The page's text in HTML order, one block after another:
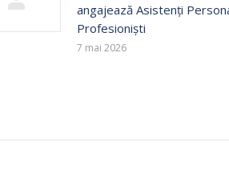
angajează Asistenți
Profesioniști
7 mai 2026